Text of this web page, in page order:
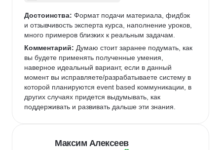
Достоинства: Формат подачи материала, фидбэк
и отзывчивость эксперта курса, наполнение уроков,
много примеров близких к реальным задачам.
Комментарий: Думаю стоит заранее подумать, как
вы будете применять полученные умения,
наверное идеальный вариант, если в данный
момент вы исправляете/разрабатываете систему в
которой планируются event based коммуникации, в
других случаях придется выдумывать, как
поддерживать и развивать дальше эти знания.
Максим Алексеев